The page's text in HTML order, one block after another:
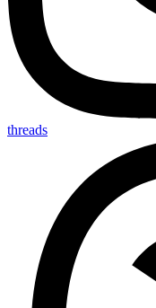
threads